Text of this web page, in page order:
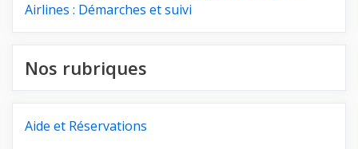
Airlines : Démarches et suivi
Nos rubriques
Aide et Réservations